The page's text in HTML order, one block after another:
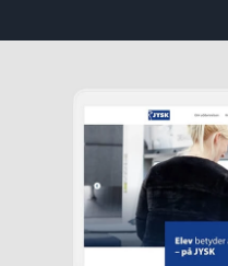
Foredrag
omkring
Indgå i dialog med
Kombiner
med tiltrækning